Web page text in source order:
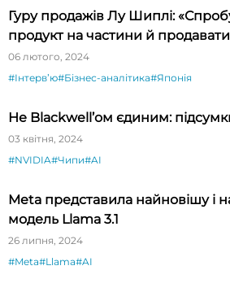
Гуру продажів Лу Шиплі:
продукт на частини й
будете вражені»
06 лютого, 2024
#Інтервʼю#Бізнес-аналітика#Японія
Не Blackwell’ом єдиним:
03 квітня, 2024
#NVIDIA#Чипи#AI
Meta представила найновішу і
модель Llama 3.1
26 липня, 2024
#Meta#Llama#AI